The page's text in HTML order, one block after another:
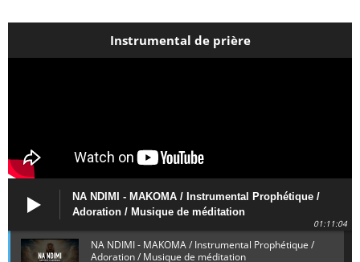
Instrumental de prière
NA NDIMI - MAKOMA / Instrumental Prophétique /
Adoration / Musique de méditation
01:11:04
NA NDIMI - MAKOMA / Instrumental Prophétique /
Adoration / Musique de méditation